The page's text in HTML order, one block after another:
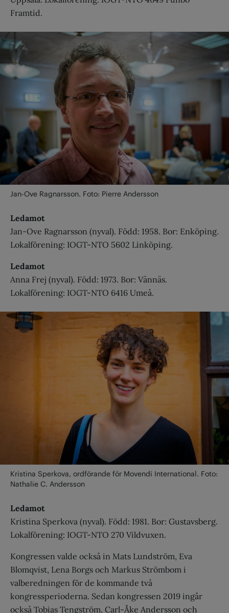
Framtid.
Jan-Ove Ragnarsson. Foto: Pierre Andersson
Ledamot
Jan-Ove Ragnarsson (nyval). Född: 1958. Bor: Enköping.
Lokalförening: IOGT-NTO 5602 Linköping.
Ledamot
Anna Frej (nyval). Född: 1973. Bor: Vännäs.
Lokalförening: IOGT-NTO 6416 Umeå.
Kristina Sperkova, ordförande för Movendi International. Foto:
Nathalie C. Andersson
Ledamot
Kristina Sperkova (nyval). Född: 1981. Bor: Gustavsberg.
Lokalförening: IOGT-NTO 270 Vildvuxen.
Kongressen valde också in Mats Lundström, Eva
Blomqvist, Lena Borgs och Markus Strömbom i
valberedningen för de kommande två
kongressperioderna. Sedan kongressen 2019 ingår
också Tobias Tengström, Carl-Åke Andersson och